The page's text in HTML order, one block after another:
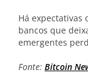
Há expectativas
bancos que
emergentes
Fonte: Bitcoin